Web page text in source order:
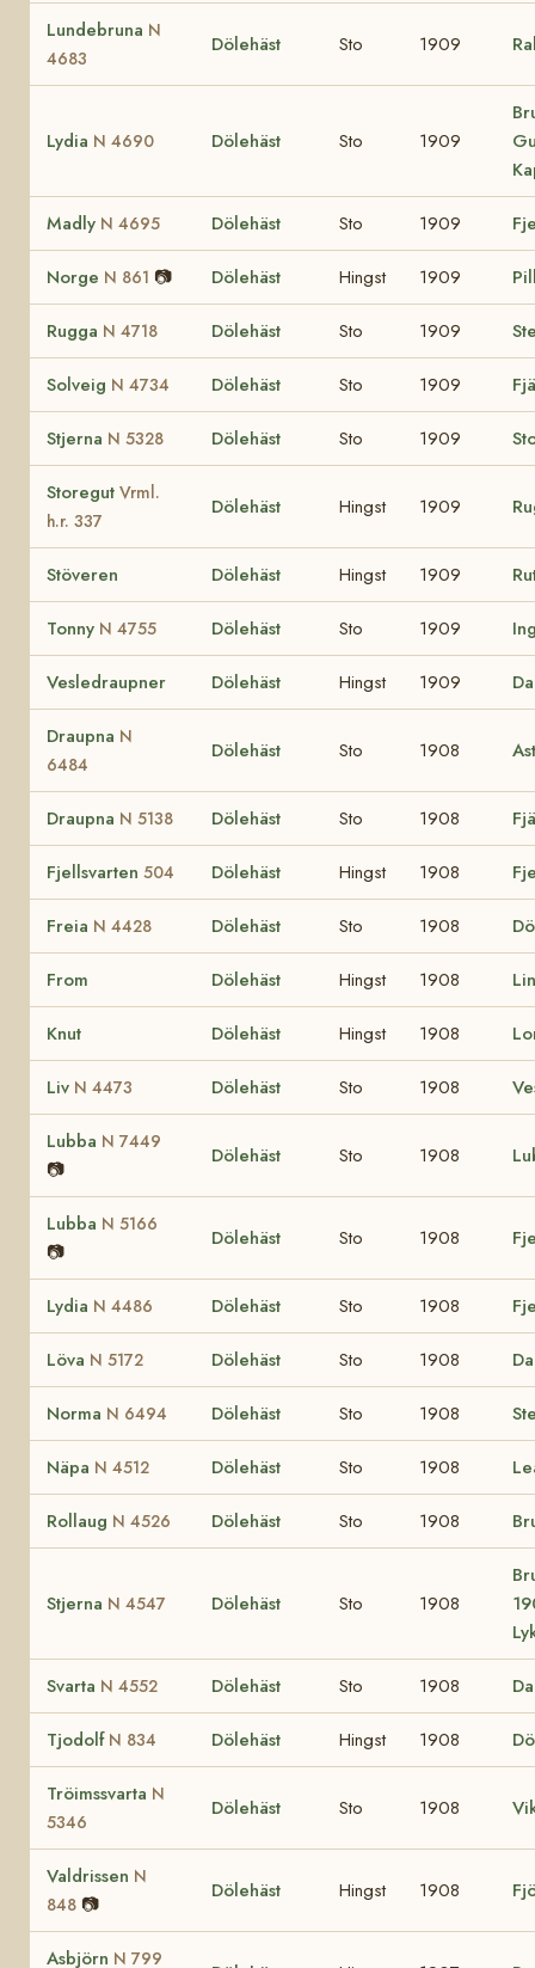
Lundebruna N
4683
Dölehäst Sto 1909
Lydia N 4690 Dölehäst Sto 1909
Madly N 4695 Dölehäst Sto 1909
Norge N 861 📷 Dölehäst Hingst 1909
Rugga N 4718 Dölehäst Sto 1909
Solveig N 4734 Dölehäst Sto 1909
Stjerna N 5328 Dölehäst Sto 1909
Storegut Vrml.
h.r. 337
Dölehäst Hingst 1909
Stöveren Dölehäst Hingst 1909
Tonny N 4755 Dölehäst Sto 1909
Vesledraupner Dölehäst Hingst 1909
Draupna N
6484
Dölehäst Sto 1908
Draupna N 5138 Dölehäst Sto 1908
Fjellsvarten 504 Dölehäst Hingst 1908
Freia N 4428 Dölehäst Sto 1908
From Dölehäst Hingst 1908
Knut Dölehäst Hingst 1908
Liv N 4473 Dölehäst Sto 1908
Lubba N 7449
📷
Dölehäst Sto 1908
Lubba N 5166
📷
Dölehäst Sto 1908
Lydia N 4486 Dölehäst Sto 1908
Löva N 5172 Dölehäst Sto 1908
Norma N 6494 Dölehäst Sto 1908
Näpa N 4512 Dölehäst Sto 1908
Rollaug N 4526 Dölehäst Sto 1908
Stjerna N 4547 Dölehäst Sto 1908
Svarta N 4552 Dölehäst Sto 1908
Tjodolf N 834 Dölehäst Hingst 1908
Tröimssvarta N
5346
Dölehäst Sto 1908
Valdrissen N
848 📷
Dölehäst Hingst 1908
Asbjörn N 799